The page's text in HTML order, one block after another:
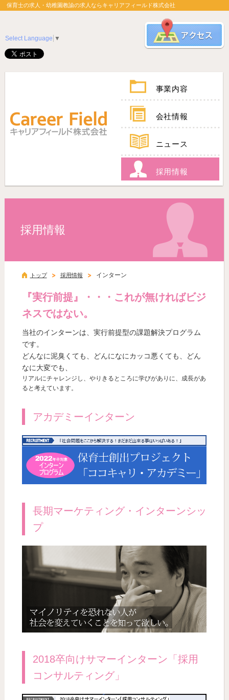
保育士の求人・幼稚園教諭の求人ならキャリアフィールド株式会社
Select Language ▼
事業内容
会社情報
ニュース
採用情報
採用情報
トップ 採用情報 インターン
『実行前提』・・・これが無ければビジ
ネスではない。
当社のインターンは、実行前提型の課題解決プログラム
です。
どんなに泥臭くても、どんになにカッコ悪くても、どん
なに大変でも、
リアルにチャレンジし、やりきるところに学びがありに、成長があ
ると考えています。
アカデミーインターン
長期マーケティング・インターンシッ
プ
2018卒向けサマーインターン「採用
コンサルティング」